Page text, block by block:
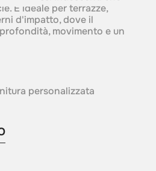
E ideale per terrazze,
d'impatto, dove il
movimento e un
personalizzata